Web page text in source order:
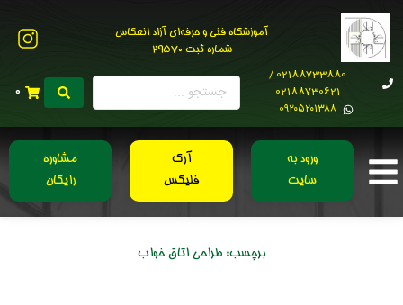
آموزشگاه فنی و حرفه‌ای آزاد انعکاس
شماره ثبت 29570
02188733880 /
02188730621
0۹۲۰۵۲۰۱۳۸۸
0
ورود به
سایت
آرک
فلیکس
مشاوره
رایگان
برچسب: طراحی اتاق خواب